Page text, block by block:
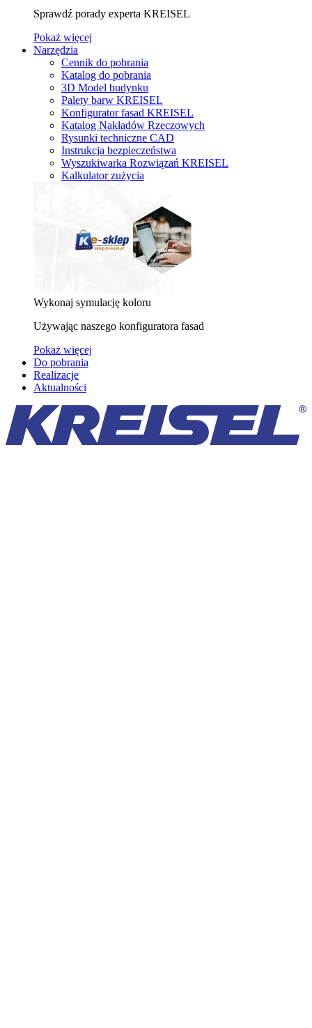
Sprawdź porady experta KREISEL
Pokaż więcej
Narzędzia
Cennik do pobrania
Katalog do pobrania
3D Model budynku
Palety barw KREISEL
Konfigurator fasad KREISEL
Katalog Nakładów Rzeczowych
Rysunki techniczne CAD
Instrukcja bezpieczeństwa
Wyszukiwarka Rozwiązań KREISEL
Kalkulator zużycia
Wykonaj symulację koloru
Używając naszego konfiguratora fasad
Pokaż więcej
Do pobrania
Realizacje
Aktualności